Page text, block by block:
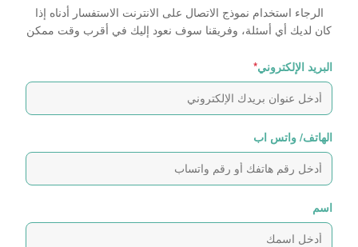
الرجاء استخدام نموذج الاتصال على الانترنت الاستفسار أدناه إذا
كان لديك أي أسئلة، وفريقنا سوف نعود إليك في أقرب وقت ممكن
البريد الإلكتروني*
الهاتف/ واتس اب
اسم